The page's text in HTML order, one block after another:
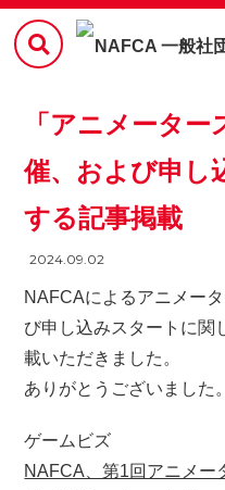
「アニメータ
催、および申し
する記事掲載
2024.09.02
NAFCAによるアニメー
び申し込みスタートに関
載いただきました。
ありがとうございました。
ゲームビズ
NAFCA、第1回アニメー